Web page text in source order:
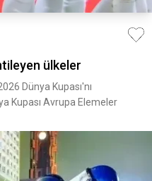
ülkeler
Dünya Kupası'nı
Kupası Avrupa Elemeler